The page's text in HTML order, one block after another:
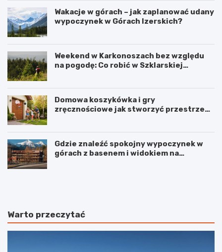
Wakacje w górach – jak zaplanować udany
wypoczynek w Górach Izerskich?
Weekend w Karkonoszach bez względu
na pogodę: Co robić w Szklarskiej
Domowa koszykówka i gry
zręcznościowe jak stworzyć przestrzeń
Gdzie znaleźć spokojny wypoczynek w
górach z basenem i widokiem na
W
i
P
l
K
i
e
r
Warto przeczytać